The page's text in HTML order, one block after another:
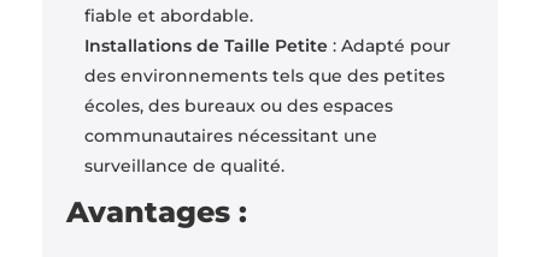
fiable et abordable.
Installations de Taille Petite: Adapté pour
des environnements tels que des petites
écoles, des bureaux ou des espaces
communautaires nécessitant une
surveillance de qualité.
Avantages :